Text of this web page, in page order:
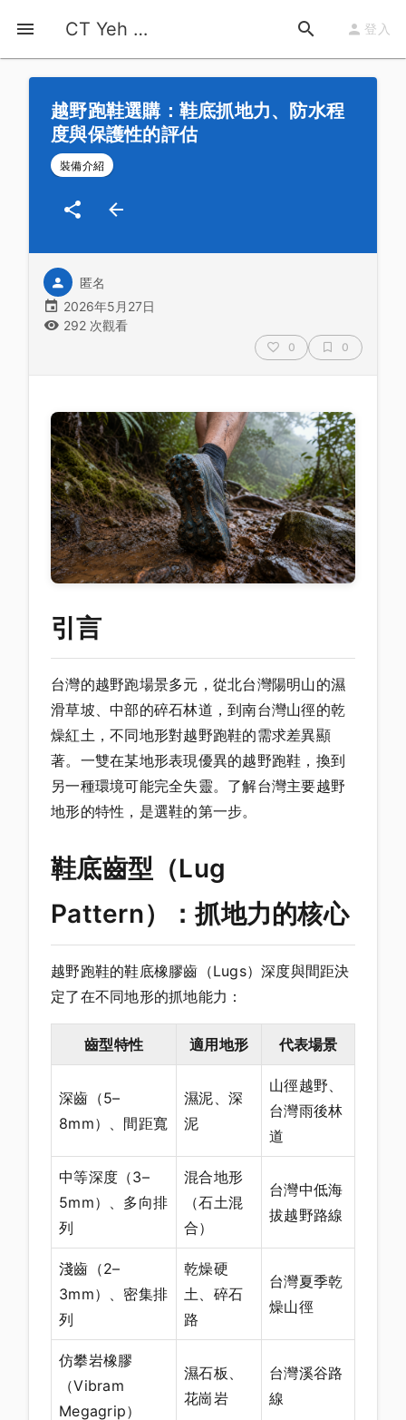
CT Yeh 公路車基地 登入
首頁 運動知識
越野跑鞋選購：鞋底抓地力、防水程
度與保護性的評估
裝備介紹
匿名
2026年5月27日
292 次觀看
0 0
引言
台灣的越野跑場景多元，從北台灣陽明山的濕
滑草坡、中部的碎石林道，到南台灣山徑的乾
燥紅土，不同地形對越野跑鞋的需求差異顯
著。一雙在某地形表現優異的越野跑鞋，換到
另一種環境可能完全失靈。了解台灣主要越野
地形的特性，是選鞋的第一步。
鞋底齒型（Lug
Pattern）：抓地力的核心
越野跑鞋的鞋底橡膠齒（Lugs）深度與間距決
定了在不同地形的抓地能力：
齒型特性 適用地形 代表場景
深齒（5–
8mm）、間距寬
濕泥、深
泥
山徑越野、
台灣雨後林
道
中等深度（3–
5mm）、多向排
列
混合地形
（石土混
合）
台灣中低海
拔越野路線
淺齒（2–
3mm）、密集排
列
乾燥硬
土、碎石
路
台灣夏季乾
燥山徑
仿攀岩橡膠
（Vibram
Megagrip）
濕石板、
花崗岩
台灣溪谷路
線